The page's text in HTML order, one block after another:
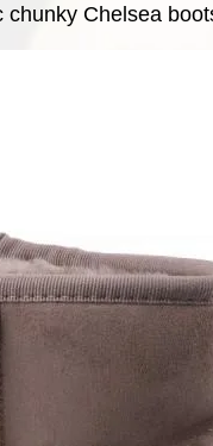
Chelsea